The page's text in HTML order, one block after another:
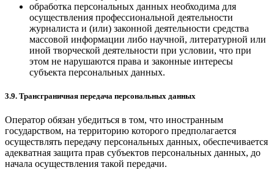
обработка персональных данных необходима для
осуществления профессиональной деятельности
журналиста и (или) законной деятельности средства
массовой информации либо научной, литературной или
иной творческой деятельности при условии, что при
этом не нарушаются права и законные интересы
субъекта персональных данных.
3.9. Трансграничная передача персональных данных
Оператор обязан убедиться в том, что иностранным
государством, на территорию которого предполагается
осуществлять передачу персональных данных, обеспечивается
адекватная защита прав субъектов персональных данных, до
начала осуществления такой передачи.